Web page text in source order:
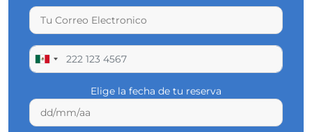
Elige la fecha de tu reserva